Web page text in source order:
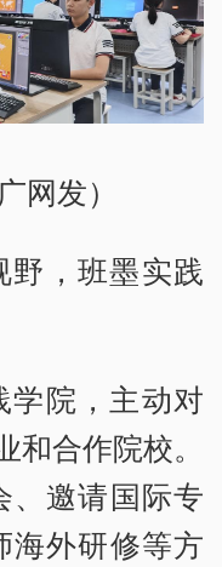
网发）
野，班墨实践
学院，主动对
和合作院校。
、邀请国际专
海外研修等方